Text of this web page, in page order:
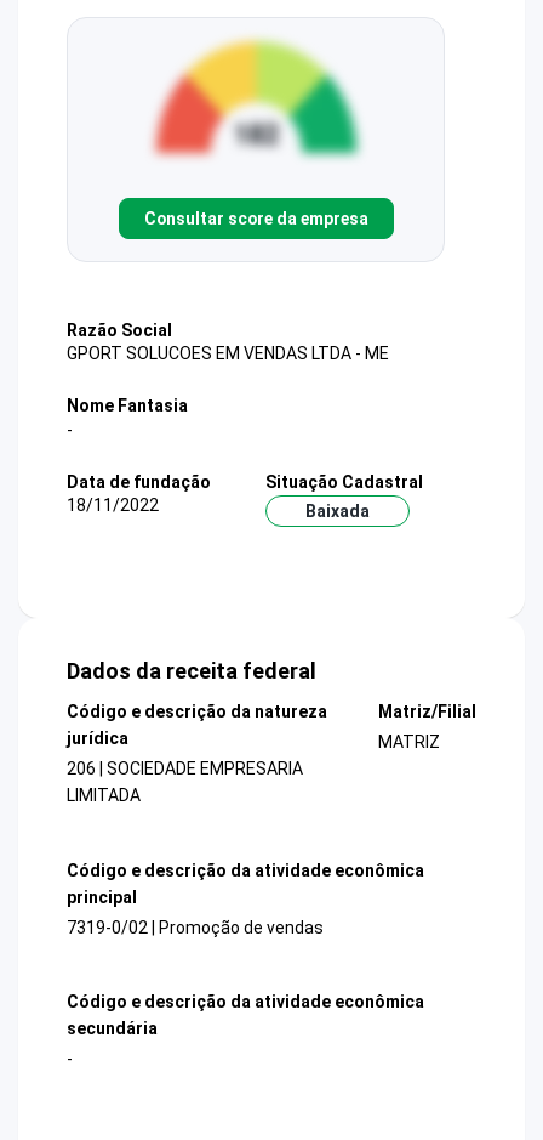
Consultar score da empresa
Razão Social
GPORT SOLUCOES EM VENDAS LTDA - ME
Nome Fantasia
-
Data de fundação
18/11/2022
Situação Cadastral
Baixada
Dados da receita federal
Código e descrição da natureza
jurídica
206 | SOCIEDADE EMPRESARIA
LIMITADA
Matriz/Filial
MATRIZ
Código e descrição da atividade econômica
principal
7319-0/02 | Promoção de vendas
Código e descrição da atividade econômica
secundária
-